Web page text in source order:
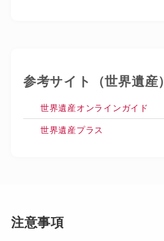
参考サイト（世界遺産）
世界遺産オンラインガイド
世界遺産プラス
注意事項